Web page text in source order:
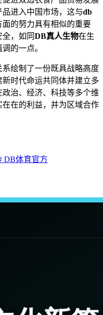
进入中国市场，这与db
的努力具有相似的重要
，如同DB真人生物在生
的一点。
绘制了一份既具战略高度
时代命运共同体并建立多
治、经济、科技等多个维
在的利益，并为区域合作
DB体育官方